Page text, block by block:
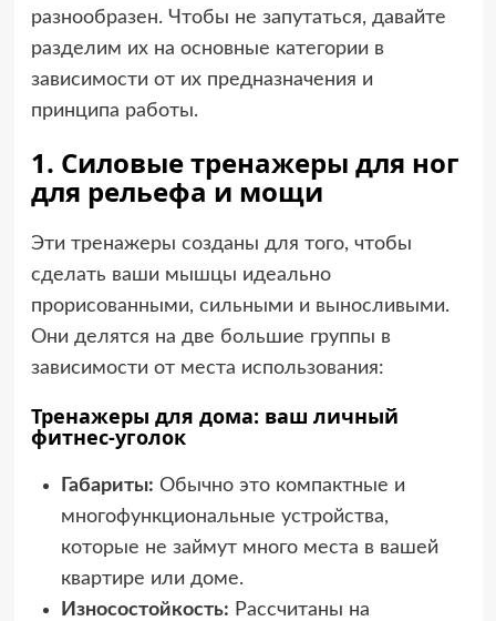
разнообразен. Чтобы не запутаться, давайте
разделим их на основные категории в
зависимости от их предназначения и
принципа работы.
1. Силовые тренажеры для ног
для рельефа и мощи
Эти тренажеры созданы для того, чтобы
сделать ваши мышцы идеально
прорисованными, сильными и выносливыми.
Они делятся на две большие группы в
зависимости от места использования:
Тренажеры для дома: ваш личный
фитнес-уголок
Габариты: Обычно это компактные и
многофункциональные устройства,
которые не займут много места в вашей
квартире или доме.
Износостойкость: Рассчитаны на